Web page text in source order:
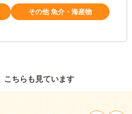
その他 魚介・海産物
こちらも見ています